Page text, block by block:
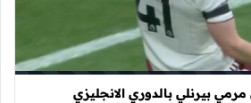
بيرنلي بالدوري الانجليزي